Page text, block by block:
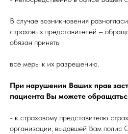
В случае возникновения
страховых представителей –
обязан принять
все меры к их разрешению.
При нарушении Ваших прав
пациента Вы можете
- к страховому представителю
организации, выдавшей Вам